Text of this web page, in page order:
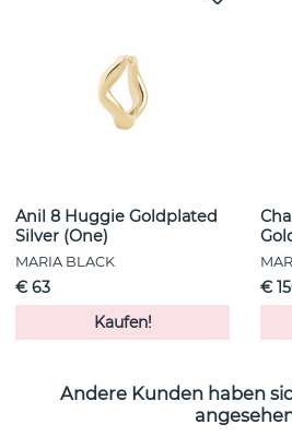
Anil 8 Huggie Goldplated
Silver (One)
MARIA BLACK
€ 63
Kaufen!
€
Andere Kunden haben